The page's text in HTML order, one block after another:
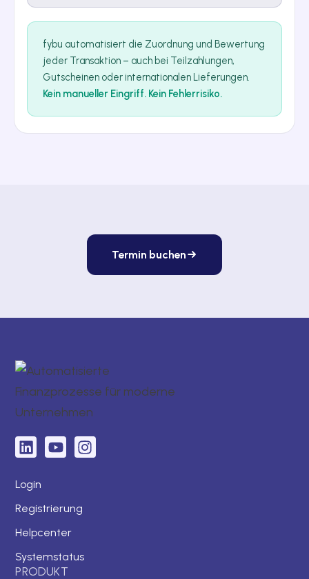
fybu automatisiert die Zuordnung und Bewertung
jeder Transaktion – auch bei Teilzahlungen,
Gutscheinen oder internationalen Lieferungen.
Kein manueller Eingriff. Kein Fehlerrisiko.
Termin buchen
Login
Registrierung
Helpcenter
Systemstatus
PRODUKT